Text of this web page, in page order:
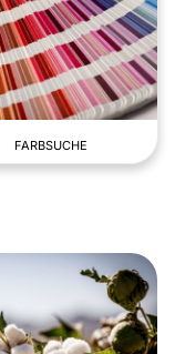
FARBSUCHE